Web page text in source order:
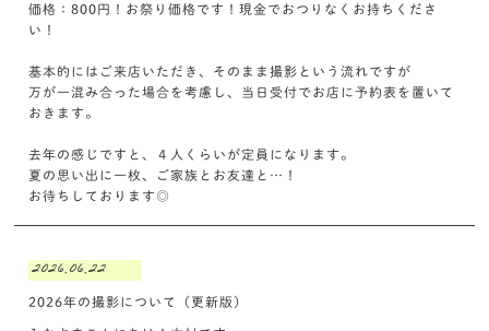
価格：800円！お祭り価格です！現金でおつりなくお持ちくださ
い！
基本的にはご来店いただき、そのまま撮影という流れですが
万が一混み合った場合を考慮し、当日受付でお店に予約表を置いて
おきます。
去年の感じですと、４人くらいが定員になります。
夏の思い出に一枚、ご家族とお友達と…！
お待ちしております◎
2026.06.22
2026年の撮影について（更新版）